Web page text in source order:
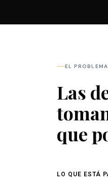
EL PROBLEMA
Las
que
LO QUE ESTÁ